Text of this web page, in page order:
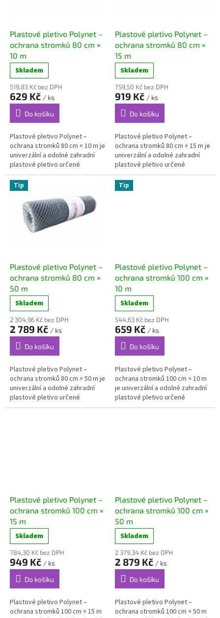
Plastové pletivo Polynet –
ochrana stromků 80 cm ×
10 m
Skladem
519,83 Kč bez DPH
629 Kč / ks
Do košíku
Plastové pletivo Polynet –
ochrana stromků 80 cm × 10 m je
univerzální a odolné zahradní
plastové pletivo určené
především k...
Plastové pletivo Polynet –
ochrana stromků 80 cm ×
15 m
Skladem
759,50 Kč bez DPH
919 Kč / ks
Do košíku
Plastové pletivo Polynet –
ochrana stromků 80 cm × 15 m je
univerzální a odolné zahradní
plastové pletivo určené
především k...
Tip
Plastové pletivo Polynet –
ochrana stromků 80 cm ×
50 m
Skladem
2 304,96 Kč bez DPH
2 789 Kč / ks
Do košíku
Plastové pletivo Polynet –
ochrana stromků 80 cm × 50 m je
univerzální a odolné zahradní
plastové pletivo určené
především k...
Tip
Plastové pletivo Polynet –
ochrana stromků 100 cm ×
10 m
Skladem
544,63 Kč bez DPH
659 Kč / ks
Do košíku
Plastové pletivo Polynet –
ochrana stromků 100 cm × 10 m
je univerzální a odolné zahradní
plastové pletivo určené
především k...
Plastové pletivo Polynet –
ochrana stromků 100 cm ×
15 m
Skladem
784,30 Kč bez DPH
949 Kč / ks
Do košíku
Plastové pletivo Polynet –
ochrana stromků 100 cm × 15 m
Plastové pletivo Polynet –
ochrana stromků 100 cm ×
50 m
Skladem
2 379,34 Kč bez DPH
2 879 Kč / ks
Do košíku
Plastové pletivo Polynet –
ochrana stromků 100 cm × 50 m